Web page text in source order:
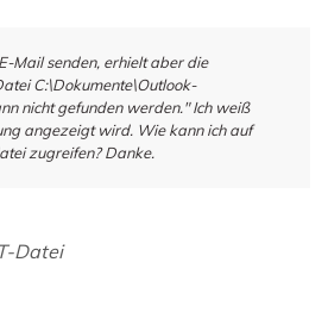
Mail senden, erhielt aber die
C:\Dokumente\Outlook-
nicht gefunden werden." Ich weiß
angezeigt wird. Wie kann ich auf
zugreifen? Danke.
Datei